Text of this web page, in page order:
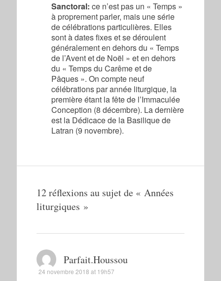
Sanctoral: ce n’est pas un « Temps »
à proprement parler, mais une série
de célébrations particulières. Elles
sont à dates fixes et se déroulent
généralement en dehors du « Temps
de l’Avent et de Noël » et en dehors
du « Temps du Carême et de
Pâques ». On compte neuf
célébrations par année liturgique, la
première étant la fête de l’Immaculée
Conception (8 décembre). La dernière
est la Dédicace de la Basilique de
Latran (9 novembre).
12 réflexions au sujet de « Années
liturgiques »
Parfait.Houssou
24 novembre 2018 at 19h57